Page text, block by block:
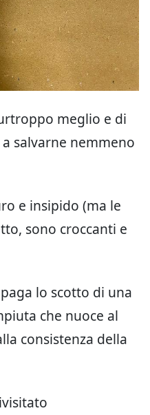
meglio e di
salvarne nemmeno
e insipido (ma le
sono croccanti e
paga lo scotto di una
che nuoce al
consistenza della